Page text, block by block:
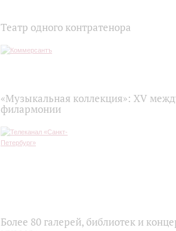
Театр одного контратенора
«Музыкальная коллекция»: XV
филармонии
Более 80 галерей, библиотек и